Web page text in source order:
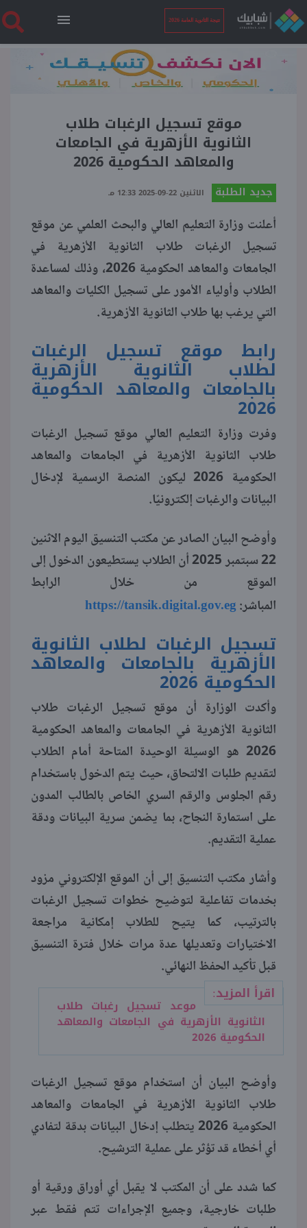
نتيجة الثانوية العامة 2026
الرئيسية
نتيجة الثانوية العامة 2026
أخبار ساخنة
بوابة الطلبة
ملفات
موقع تسجيل الرغبات طلاب
الثانوية الأزهرية في الجامعات
والمعاهد الحكومية 2026
جديد الطلبة الاثنين 22-09-2025 12:33 مـ
أعلنت وزارة التعليم العالي والبحث العلمي عن موقع
تسجيل الرغبات طلاب الثانوية الأزهرية في
الجامعات والمعاهد الحكومية 2026، وذلك لمساعدة
الطلاب وأولياء الأمور على تسجيل الكليات والمعاهد
التي يرغب بها طلاب الثانوية الأزهرية.
رابط موقع تسجيل الرغبات
لطلاب الثانوية الأزهرية
بالجامعات والمعاهد الحكومية
2026
وفرت وزارة التعليم العالي موقع تسجيل الرغبات
طلاب الثانوية الأزهرية في الجامعات والمعاهد
الحكومية 2026 ليكون المنصة الرسمية لإدخال
البيانات والرغبات إلكترونيًا.
وأوضح البيان الصادر عن مكتب التنسيق اليوم الاثنين
22 سبتمبر 2025 أن الطلاب يستطيعون الدخول إلى
الموقع من خلال الرابط
المباشر:https://tansik.digital.gov.eg
تسجيل الرغبات لطلاب الثانوية
الأزهرية بالجامعات والمعاهد
الحكومية 2026
وأكدت الوزارة أن موقع تسجيل الرغبات طلاب
الثانوية الأزهرية في الجامعات والمعاهد الحكومية
2026 هو الوسيلة الوحيدة المتاحة أمام الطلاب
لتقديم طلبات الالتحاق، حيث يتم الدخول باستخدام
رقم الجلوس والرقم السري الخاص بالطالب المدون
على استمارة النجاح، بما يضمن سرية البيانات ودقة
عملية التقديم.
وأشار مكتب التنسيق إلى أن الموقع الإلكتروني مزود
بخدمات تفاعلية لتوضيح خطوات تسجيل الرغبات
بالترتيب، كما يتيح للطلاب إمكانية مراجعة
الاختيارات وتعديلها عدة مرات خلال فترة التنسيق
قبل تأكيد الحفظ النهائي.
اقرأ المزيد:
موعد تسجيل رغبات طلاب
الثانوية الأزهرية في الجامعات والمعاهد
الحكومية 2026
وأوضح البيان أن استخدام موقع تسجيل الرغبات
طلاب الثانوية الأزهرية في الجامعات والمعاهد
الحكومية 2026 يتطلب إدخال البيانات بدقة لتفادي
أي أخطاء قد تؤثر على عملية الترشيح.
كما شدد على أن المكتب لا يقبل أي أوراق ورقية أو
طلبات خارجية، وجميع الإجراءات تتم فقط عبر